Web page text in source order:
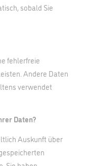
sobald Sie
fehlerfreie
Andere Daten
verwendet
Daten?
Auskunft über